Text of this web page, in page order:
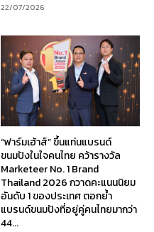
22/07/2026
“ฟาร์มเฮ้าส์” ขึ้นแท่นแบรนด์
ขนมปังในใจคนไทย คว้ารางวัล
Marketeer No. 1 Brand
Thailand 2026 กวาดคะแนนนิยม
อันดับ 1 ของประเทศ ตอกย้ำ
แบรนด์ขนมปังที่อยู่คู่คนไทยมากว่า
44...